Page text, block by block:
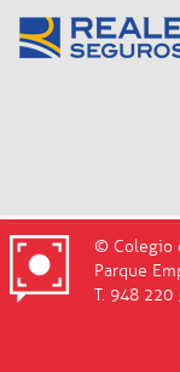
© Colegio
Parque
T. 948 220